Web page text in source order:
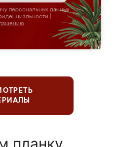
персональных данных